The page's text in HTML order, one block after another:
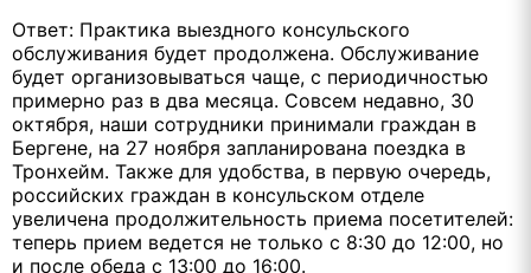
Ответ: Практика выездного консульского
обслуживания будет продолжена. Обслуживание
будет организовываться чаще, с периодичностью
примерно раз в два месяца. Совсем недавно, 30
октября, наши сотрудники принимали граждан в
Бергене, на 27 ноября запланирована поездка в
Тронхейм. Также для удобства, в первую очередь,
российских граждан в консульском отделе
увеличена продолжительность приема посетителей:
теперь прием ведется не только с 8:30 до 12:00, но
и после обеда с 13:00 до 16:00.